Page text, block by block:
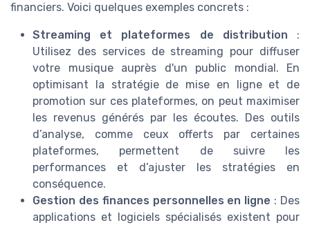
financiers. Voici quelques exemples concrets :
Streaming et plateformes de distribution :
Utilisez des services de streaming pour diffuser
votre musique auprès d'un public mondial. En
optimisant la stratégie de mise en ligne et de
promotion sur ces plateformes, on peut maximiser
les revenus générés par les écoutes. Des outils
d’analyse, comme ceux offerts par certaines
plateformes, permettent de suivre les
performances et d’ajuster les stratégies en
conséquence.
Gestion des finances personnelles en ligne : Des
applications et logiciels spécialisés existent pour